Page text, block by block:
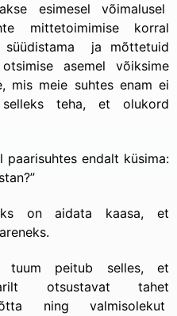
esimesel võimalusel
mittetoimimise korral
süüdistama ja mõttetuid
asemel võiksime
mis meie suhtes enam ei
teha, et olukord
paarisuhtes endalt küsima:
on aidata kaasa, et
tuum peitub selles, et
otsustavat tahet
ning valmisolekut